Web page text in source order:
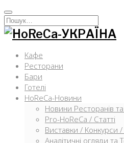
Перейти
к
содержимому
Искать:
Кафе
Ресторани
Бари
Готелі
HoReCa-Новини
Новини Ресторанів
Pro-HoReCa / Статті
Виставки / Конкурси
Аналітичні огляди та